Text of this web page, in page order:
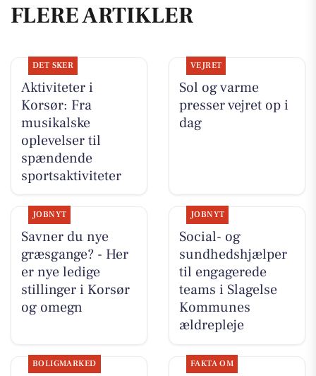
FLERE ARTIKLER
DET SKER
Aktiviteter i
Korsør: Fra
musikalske
oplevelser til
spændende
sportsaktiviteter
VEJRET
Sol og varme
presser vejret op i
dag
JOBNYT
Savner du nye
græsgange? - Her
er nye ledige
stillinger i Korsør
og omegn
JOBNYT
Social- og
sundhedshjælper
til engagerede
teams i Slagelse
Kommunes
ældrepleje
BOLIGMARKED FAKTA OM